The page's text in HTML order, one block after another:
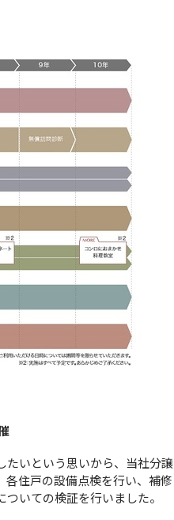
たいという思いから、当社分譲
住戸の設備点検を行い、補修
いての検証を行いました。